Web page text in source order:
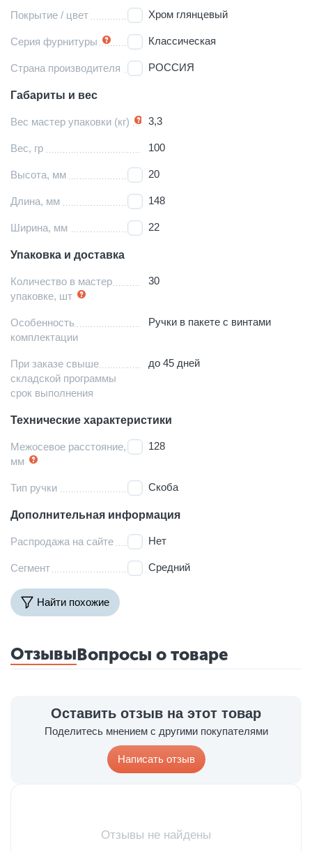
Покрытие / цвет Хром глянцевый
Серия фурнитуры Классическая
Страна производителя РОССИЯ
Габариты и вес
Вес мастер упаковки (кг) 3,3
Вес, гр 100
Высота, мм 20
Длина, мм 148
Ширина, мм 22
Упаковка и доставка
Количество в мастер
упаковке, шт
30
Особенность
комплектации
Ручки в пакете с винтами
При заказе свыше
складской программы
срок выполнения
до 45 дней
Технические характеристики
Межосевое расстояние,
мм
128
Тип ручки Скоба
Дополнительная информация
Распродажа на сайте Нет
Сегмент Средний
Найти похожие
ОтзывыВопросы о товаре
Оставить отзыв на этот товар
Поделитесь мнением с другими покупателями
Написать отзыв
Отзывы не найдены